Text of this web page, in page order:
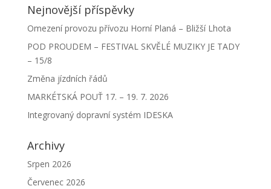
Nejnovější příspěvky
Omezení provozu přívozu Horní Planá – Bližší Lhota
POD PROUDEM – FESTIVAL SKVĚLÉ MUZIKY JE TADY
– 15/8
Změna jízdních řádů
MARKÉTSKÁ POUŤ 17. – 19. 7. 2026
Integrovaný dopravní systém IDESKA
Archivy
Srpen 2026
Červenec 2026